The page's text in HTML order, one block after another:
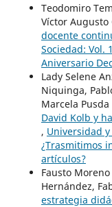
Teodomiro
Víctor Augusto
docente
Sociedad: Vol.
Aniversario
Lady Selene
Niquinga,
Marcela Pusda
David Kolb y
, Universidad y
¿Trasmitimos
artículos?
Fausto
Hernández,
estrategia